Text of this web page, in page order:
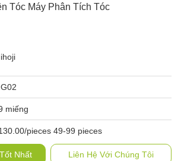
Tóc Máy Phân Tích Tóc
miếng
pieces 49-99 pieces
Nhất Liên Hệ Với Chúng Tôi